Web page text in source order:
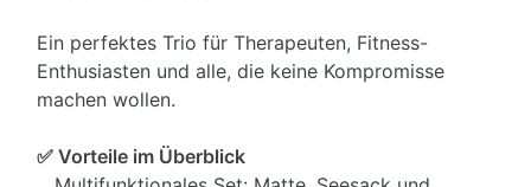
Ein perfektes Trio für Therapeuten, Fitness-
Enthusiasten und alle, die keine Kompromisse
machen wollen.
✅ Vorteile im Überblick